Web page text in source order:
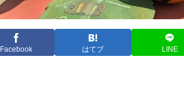
Facebook はてブ LINE